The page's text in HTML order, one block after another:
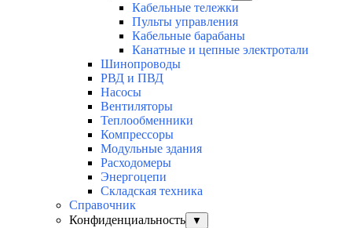
Кабельные тележки
Пульты управления
Кабельные барабаны
Канатные и цепные электротали
Шинопроводы
РВД и ПВД
Насосы
Вентиляторы
Теплообменники
Компрессоры
Модульные здания
Расходомеры
Энергоцепи
Складская техника
Справочник
Конфиденциальность
▼